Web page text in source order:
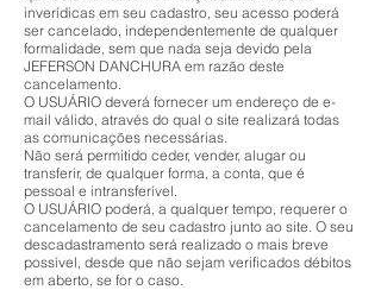
inverídicas em seu cadastro, seu acesso poderá
ser cancelado, independentemente de qualquer
formalidade, sem que nada seja devido pela
JEFERSON DANCHURA em razão deste
cancelamento.
O USUÁRIO deverá fornecer um endereço de e-
mail válido, através do qual o site realizará todas
as comunicações necessárias.
Não será permitido ceder, vender, alugar ou
transferir, de qualquer forma, a conta, que é
pessoal e intransferível.
O USUÁRIO poderá, a qualquer tempo, requerer o
cancelamento de seu cadastro junto ao site. O seu
descadastramento será realizado o mais breve
possível, desde que não sejam verificados débitos
em aberto, se for o caso.